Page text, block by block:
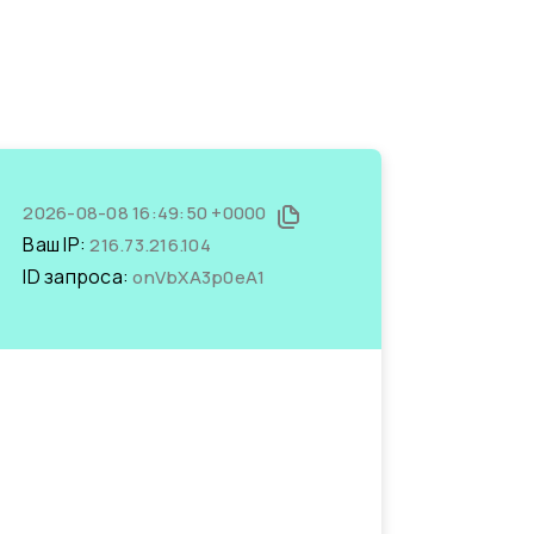
2026-08-08 16:49:50 +0000
Ваш IP:216.73.216.104
ID запроса:onVbXA3p0eA1